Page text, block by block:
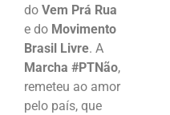
do Vem Prá Rua
e do Movimento
Brasil Livre. A
Marcha #PTNão,
remeteu ao amor
pelo país, que